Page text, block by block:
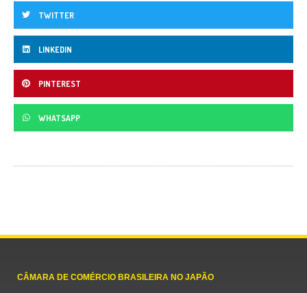
TWITTER
LINKEDIN
PINTEREST
WHATSAPP
CÂMARA DE COMÉRCIO BRASILEIRA NO JAPÃO